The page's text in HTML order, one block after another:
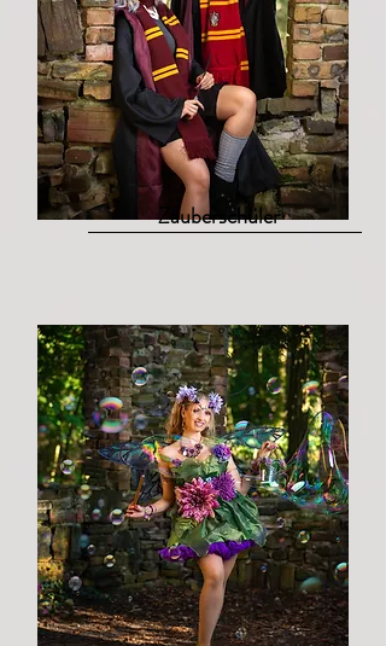
Zauberschüler